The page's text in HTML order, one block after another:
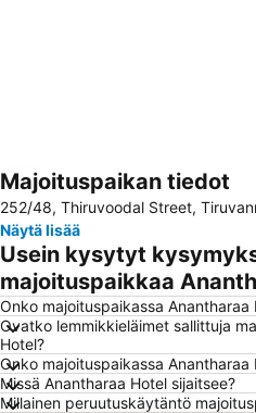
Laajenna kartta
Majoituspaikan tiedot
252/48, Thiruvoodal Street,
Näytä lisää
Usein kysytyt
majoituspaikkaa
Onko majoituspaikassa Anantharaa
Ovatko lemmikkieläimet sallittuja
Hotel?
Onko majoituspaikassa
Missä Anantharaa Hotel sijaitsee?
Millainen peruutuskäytäntö